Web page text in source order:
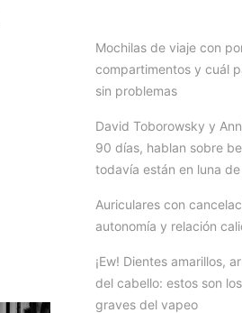
Mochilas de viaje con
compartimentos y cuál
sin problemas
David Toborowsky y
90 días, hablan sobre
todavía están en luna
Auriculares con
autonomía y relación
¡Ew! Dientes amarillos,
del cabello: estos son
graves del vapeo